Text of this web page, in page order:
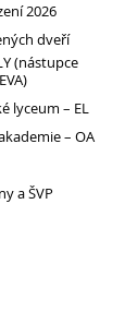
2026
dveří
(nástupce
lyceum – EL
– OA
a ŠVP